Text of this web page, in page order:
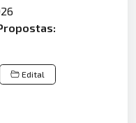
Edital